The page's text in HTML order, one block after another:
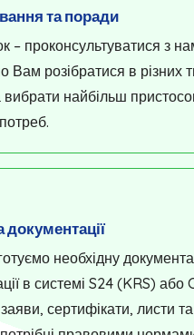
та поради
– проконсультуватися з
Вам розібратися в різних
вибрати найбільш
документації
необхідну
в системі S24 (KRS) або
сертифікати, листи та